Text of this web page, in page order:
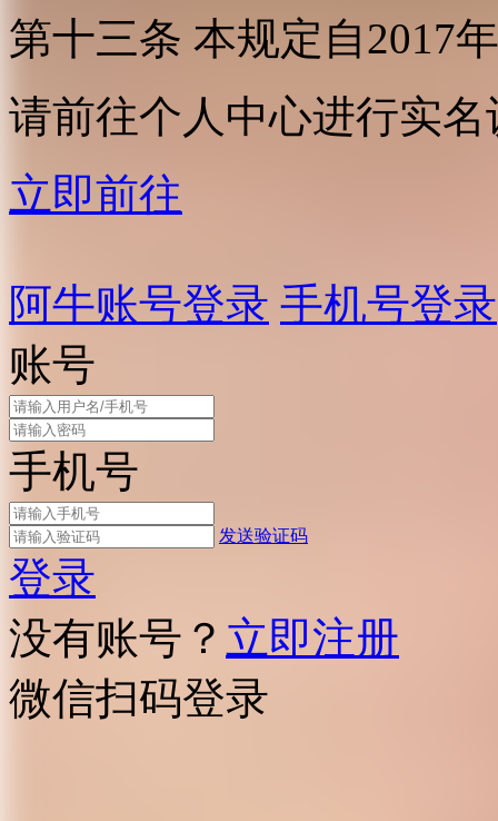
第十三条 本规定自2017
请前往个人中心进行实名
立即前往
阿牛账号登录 手机号登录
账号
手机号
发送验证码
登录
没有账号？ 立即注册
微信扫码登录